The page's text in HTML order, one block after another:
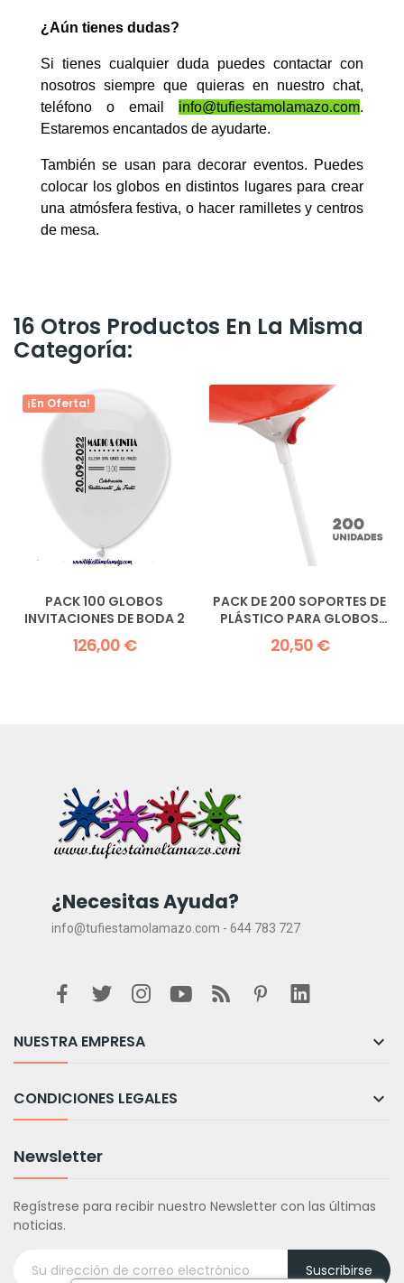
¿Aún tienes dudas?
Si tienes cualquier duda puedes contactar con
nosotros siempre que quieras en nuestro chat,
teléfono o email info@tufiestamolamazo.com.
Estaremos encantados de ayudarte.
También se usan para decorar eventos. Puedes
colocar los globos en distintos lugares para crear
una atmósfera festiva, o hacer ramilletes y centros
de mesa.
16 Otros Productos En La Misma
Categoría:
¡En Oferta!
PACK 100 GLOBOS
INVITACIONES DE BODA 2
126,00 €
PACK DE 200 SOPORTES DE
PLÁSTICO PARA GLOBOS
38CM
20,50 €
¿Necesitas Ayuda?
info@tufiestamolamazo.com - 644 783 727
NUESTRA EMPRESA 
CONDICIONES LEGALES 
Newsletter
Regístrese para recibir nuestro Newsletter con las últimas
noticias.
Suscribirse